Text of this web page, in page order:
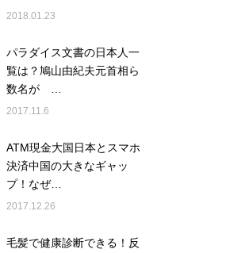
2018.01.23
パラダイス文書の日本人一
覧は？鳩山由紀夫元首相ら
数名が …
2017.11.6
ATM現金大国日本とスマホ
決済中国の大きなギャッ
プ！なぜ…
2017.12.26
毛髪で健康診断できる！反